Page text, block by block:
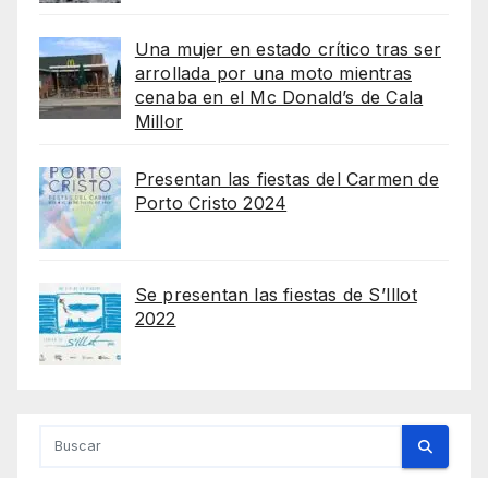
Una mujer en estado crítico tras ser
arrollada por una moto mientras
cenaba en el Mc Donald’s de Cala
Millor
Presentan las fiestas del Carmen de
Porto Cristo 2024
Se presentan las fiestas de S’Illot
2022